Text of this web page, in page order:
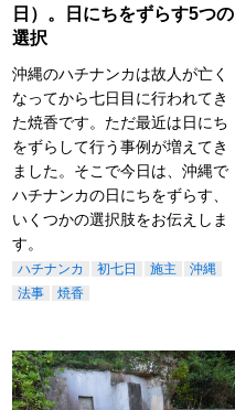
日）。日にちをずらす5つの
選択
沖縄のハチナンカは故人が亡く
なってから七日目に行われてき
た焼香です。ただ最近は日にち
をずらして行う事例が増えてき
ました。そこで今日は、沖縄で
ハチナンカの日にちをずらす、
いくつかの選択肢をお伝えしま
す。
ハチナンカ 初七日 施主
沖縄
法事
焼香